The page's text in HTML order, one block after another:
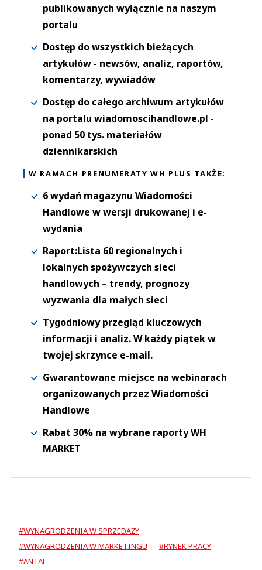
publikowanych wyłącznie na naszym
portalu
Dostęp do wszystkich bieżących
artykułów - newsów, analiz, raportów,
komentarzy, wywiadów
Dostęp do całego archiwum artykułów
na portalu wiadomoscihandlowe.pl -
ponad 50 tys. materiałów
dziennikarskich
W RAMACH PRENUMERATY WH PLUS TAKŻE:
6 wydań magazynu Wiadomości
Handlowe w wersji drukowanej i e-
wydania
Raport:Lista 60 regionalnych i
lokalnych spożywczych sieci
handlowych – trendy, prognozy
wyzwania dla małych sieci
Tygodniowy przegląd kluczowych
informacji i analiz. W każdy piątek w
twojej skrzynce e-mail.
Gwarantowane miejsce na webinarach
organizowanych przez Wiadomości
Handlowe
Rabat 30% na wybrane raporty WH
MARKET
#WYNAGRODZENIA W SPRZEDAŻY
#WYNAGRODZENIA W MARKETINGU
#RYNEK PRACY
#ANTAL